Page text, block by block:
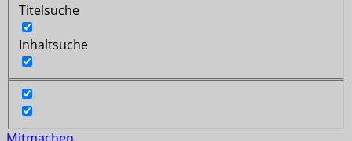
Titelsuche
Inhaltsuche